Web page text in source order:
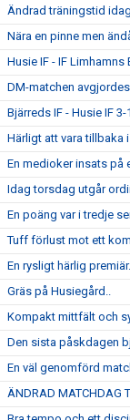
Ändrad träningstid
Nära en pinne men
Husie IF - IF Limhamns
DM-matchen
Bjärreds IF - Husie IF 3-
Härligt att vara tillbaka
En medioker insats på
Idag torsdag utgår
En poäng var i tredje
Tuff förlust mot ett
En rysligt härlig
Gräs på Husiegård..
Kompakt mittfält och
Den sista påskdagen
En väl genomförd
ÄNDRAD MATCHDAG